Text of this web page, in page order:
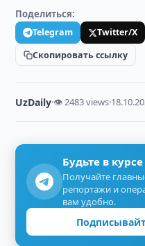
Поделиться:
Telegram Twitter/X
Скопировать ссылку
UzDaily·👁 2483 views·
Будьте в
Получайте
репортажи и
вам удобно.